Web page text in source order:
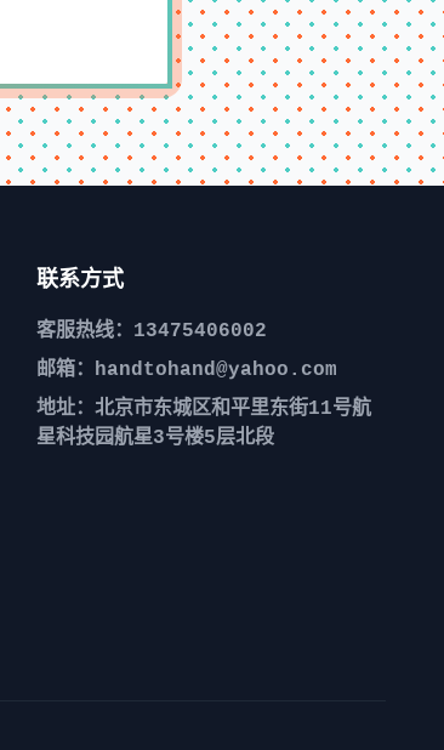
联系方式
客服热线：13475406002
邮箱：handtohand@yahoo.com
地址：北京市东城区和平里东街11号航
星科技园航星3号楼5层北段